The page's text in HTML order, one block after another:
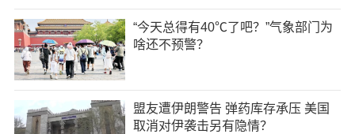
“今天总得有40℃了吧？”气象部门为
啥还不预警？
盟友遭伊朗警告 弹药库存承压 美国
取消对伊袭击另有隐情？